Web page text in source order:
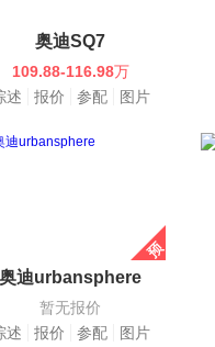
奥迪SQ7
109.88-116.98万
述
报价 参配 图片
奥迪urbansphere
暂无报价
述
报价 参配 图片